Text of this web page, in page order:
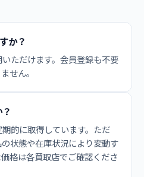
か？
ただけます。会員登録も不要
せん。
的に取得しています。ただ
状態や在庫状況により変動す
格は各買取店でご確認くださ